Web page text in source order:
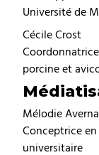
Université de
Cécile Crost
porcine et
Mélodie Averna
Conceptrice
universitaire